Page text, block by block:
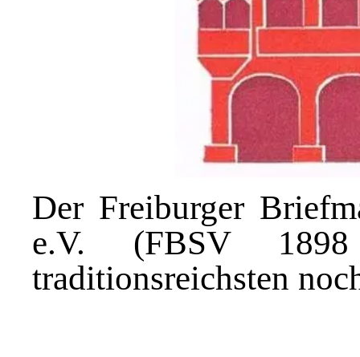
Der Freiburger
e.V. (FBSV
traditionsreichsten